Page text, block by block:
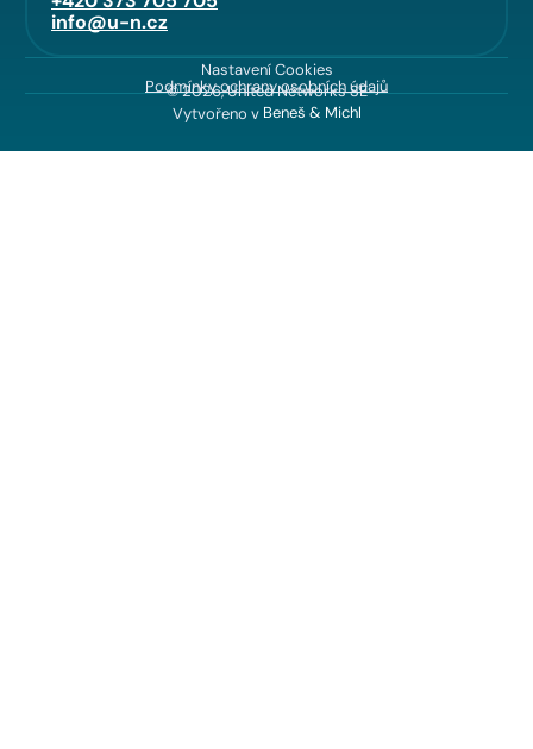
info@u-n.cz
Nastavení Cookies
Podmínky ochrany osobních údajů
© 2026, United Networks SE
Vytvořeno v Beneš & Michl